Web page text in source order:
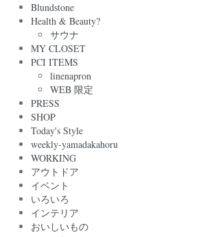
Blundstone
Health & Beauty?
サウナ
MY CLOSET
PCI ITEMS
linenapron
WEB 限定
PRESS
SHOP
Today's Style
weekly-yamadakahoru
WORKING
アウトドア
イベント
いろいろ
インテリア
おいしいもの